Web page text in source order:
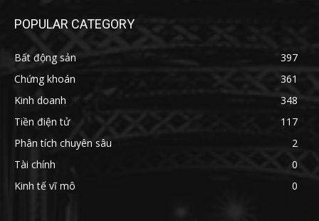
POPULAR CATEGORY
Bất động sản
397
Chứng khoán
361
Kinh doanh
348
Tiền điện tử
117
Phân tích chuyên sâu
2
Tài chính
0
Kinh tế vĩ mô
0